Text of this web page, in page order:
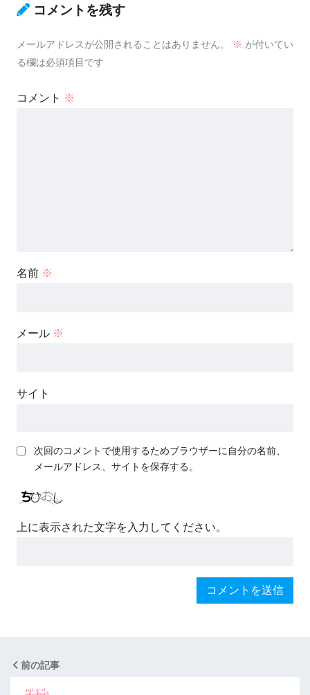
コメントを残す
メールアドレスが公開されることはありません。 ※ が付いてい
る欄は必須項目です
コメント ※
名前 ※
メール ※
サイト
次回のコメントで使用するためブラウザーに自分の名前、
メールアドレス、サイトを保存する。
上に表示された文字を入力してください。
前の記事